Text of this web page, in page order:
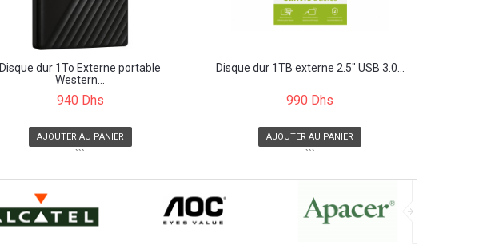
Disque dur 1To Externe portable
Western...
940 Dhs
AJOUTER AU PANIER
```
Disque dur 1TB externe 2.5" USB 3.0...
990 Dhs
AJOUTER AU PANIER
```